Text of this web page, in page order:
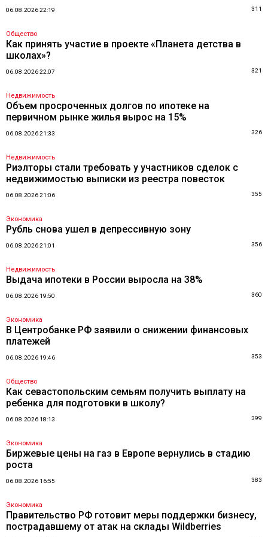
06.08.2026 22:19 311
Общество
Как принять участие в проекте «Планета детства в
школах»?
06.08.2026 22:07 321
Недвижимость
Объем просроченных долгов по ипотеке на
первичном рынке жилья вырос на 15%
06.08.2026 21:33 326
Недвижимость
Риэлторы стали требовать у участников сделок с
недвижимостью выписки из реестра повесток
06.08.2026 21:06 355
Экономика
Рубль снова ушел в депрессивную зону
06.08.2026 21:01 356
Недвижимость
Выдача ипотеки в России выросла на 38%
06.08.2026 19:50 360
Экономика
В Центробанке РФ заявили о снижении финансовых
платежей
06.08.2026 19:46 353
Общество
Как севастопольским семьям получить выплату на
ребенка для подготовки в школу?
06.08.2026 18:13 399
Экономика
Биржевые цены на газ в Европе вернулись в стадию
роста
06.08.2026 16:55 383
Экономика
Правительство РФ готовит меры поддержки бизнесу,
пострадавшему от атак на склады Wildberries